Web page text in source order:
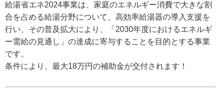
給湯省エネ2024事業は、家庭のエネルギー消費で大きな割
合を占める給湯分野について、高効率給湯器の導入支援を
行い、その普及拡大により、「2030年度におけるエネルギ
ー需給の見通し」の達成に寄与することを目的とする事業
です。
条件により、最大18万円の補助金が交付されます！